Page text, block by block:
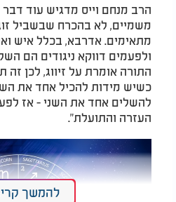
הרב מנחם וייס מדגיש עוד דבר
משמיים, לא בהכרח שבשביל
מתאימים. אדרבא, בכלל איש
ולפעמים דווקא ניגודים הם
התורה אומרת על זיווג, לכן זה
כשיש מידות להכיל אחד את
להשלים אחד את השני - אז
העזרה והתועלת".
להמשך